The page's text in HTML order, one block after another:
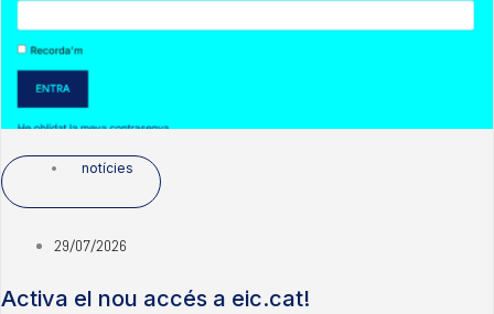
notícies
29/07/2026
Activa el nou accés a eic.cat!